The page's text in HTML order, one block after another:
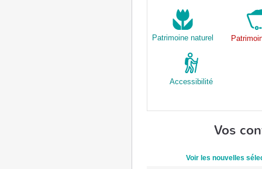
Patrimoine naturel
Accessibilité
Vos
Voir les nouvelles